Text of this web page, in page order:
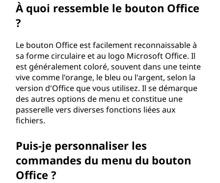
À quoi ressemble le bouton Office
?
Le bouton Office est facilement reconnaissable à
sa forme circulaire et au logo Microsoft Office. Il
est généralement coloré, souvent dans une teinte
vive comme l'orange, le bleu ou l'argent, selon la
version d'Office que vous utilisez. Il se démarque
des autres options de menu et constitue une
passerelle vers diverses fonctions liées aux
fichiers.
Puis-je personnaliser les
commandes du menu du bouton
Office ?